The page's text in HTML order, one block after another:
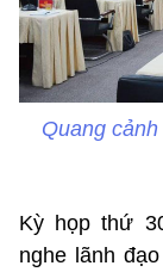
Quang
Kỳ họp thứ
nghe lãnh